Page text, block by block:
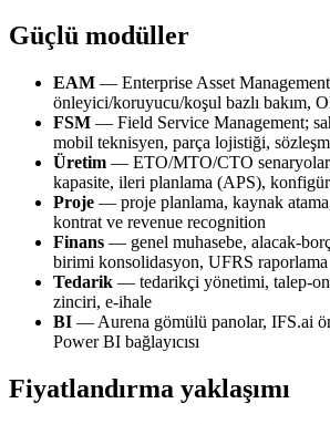
Güçlü modüller
EAM — Enterprise Asset
önleyici/koruyucu/koşul bazlı bakım,
FSM — Field Service Management;
mobil teknisyen, parça lojistiği,
Üretim — ETO/MTO/CTO
kapasite, ileri planlama (APS),
Proje — proje planlama, kaynak
kontrat ve revenue recognition
Finans — genel muhasebe, alacak-
birimi konsolidasyon, UFRS raporlama
Tedarik — tedarikçi yönetimi, talep-
zinciri, e-ihale
BI — Aurena gömülü panolar, IFS.ai
Power BI bağlayıcısı
Fiyatlandırma yaklaşımı